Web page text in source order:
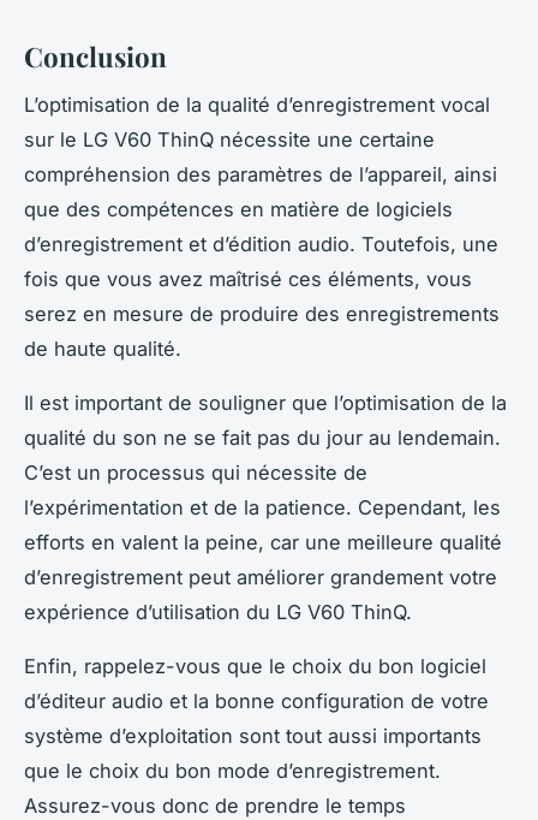
Conclusion
L’optimisation de la qualité d’enregistrement vocal
sur le LG V60 ThinQ nécessite une certaine
compréhension des paramètres de l’appareil, ainsi
que des compétences en matière de logiciels
d’enregistrement et d’édition audio. Toutefois, une
fois que vous avez maîtrisé ces éléments, vous
serez en mesure de produire des enregistrements
de haute qualité.
Il est important de souligner que l’optimisation de la
qualité du son ne se fait pas du jour au lendemain.
C’est un processus qui nécessite de
l’expérimentation et de la patience. Cependant, les
efforts en valent la peine, car une meilleure qualité
d’enregistrement peut améliorer grandement votre
expérience d’utilisation du LG V60 ThinQ.
Enfin, rappelez-vous que le choix du bon logiciel
d’éditeur audio et la bonne configuration de votre
système d’exploitation sont tout aussi importants
que le choix du bon mode d’enregistrement.
Assurez-vous donc de prendre le temps